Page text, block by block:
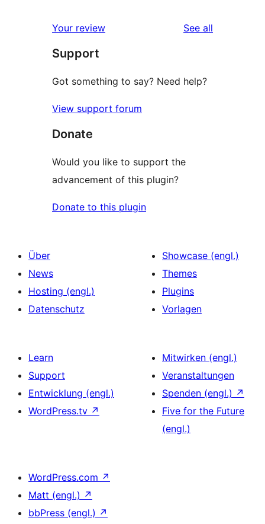
Your review See all
Support
Got something to say? Need help?
View support forum
Donate
Would you like to support the
advancement of this plugin?
Donate to this plugin
Über
News
Hosting (engl.)
Datenschutz
Showcase (engl.)
Themes
Plugins
Vorlagen
Learn
Support
Entwicklung (engl.)
WordPress.tv ↗
Mitwirken (engl.)
Veranstaltungen
Spenden (engl.) ↗
Five for the Future
(engl.)
WordPress.com ↗
Matt (engl.) ↗
bbPress (engl.) ↗